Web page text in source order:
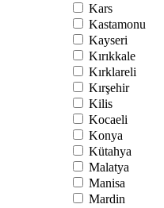
Kars
Kastamonu
Kayseri
Kırıkkale
Kırklareli
Kırşehir
Kilis
Kocaeli
Konya
Kütahya
Malatya
Manisa
Mardin